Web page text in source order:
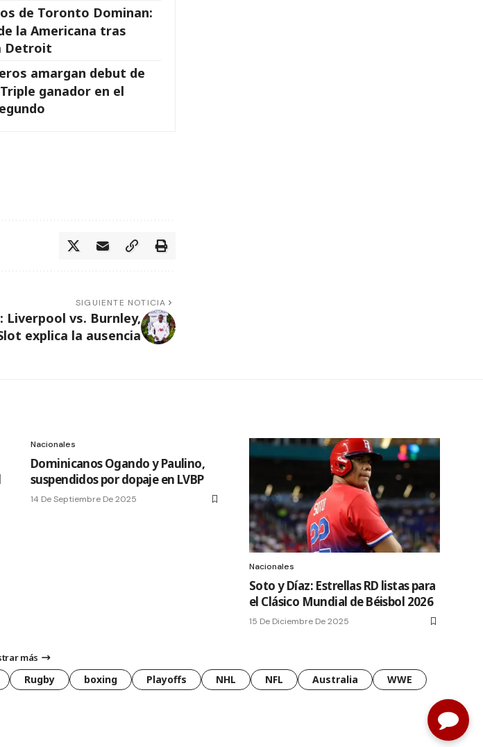
de Toronto Dominan:
la Americana tras
Detroit
amargan debut de
ganador en el
SIGUIENTE NOTICIA
Liverpool vs. Burnley,
explica la ausencia
Nacionales
Dominicanos Ogando y Paulino,
suspendidos por dopaje en LVBP
14 De Septiembre De 2025
Nacionales
Soto y Díaz: Estrellas RD listas para
el Clásico Mundial de Béisbol 2026
15 De Diciembre De 2025
más
Rugby boxing Playoffs NHL NFL Australia
WWE